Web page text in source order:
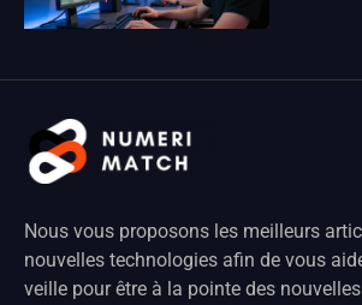
Nous vous proposons les meilleurs
nouvelles technologies afin de vous
veille pour être à la pointe des